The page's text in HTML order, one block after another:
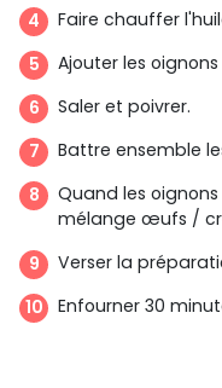
Faire chauffer
Ajouter les
Saler et poivrer.
Battre ensemble
Quand les
mélange œufs /
Verser la
Enfourner 30